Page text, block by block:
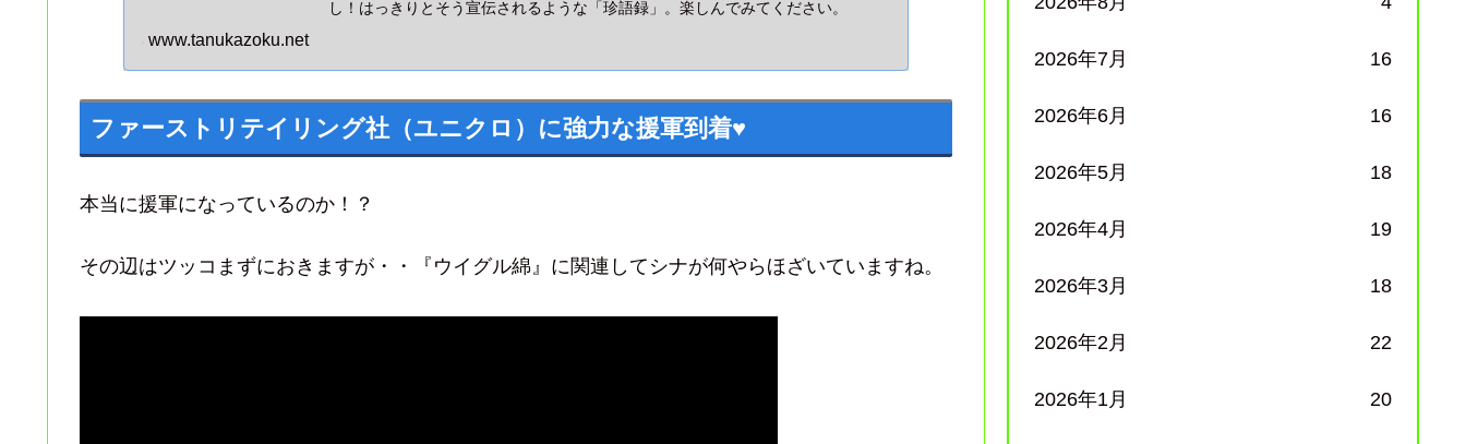
し！はっきりとそう宣伝されるような「珍語録」。楽しんでみてください。
www.tanukazoku.net
ファーストリテイリング社（ユニクロ）に強力な援軍到着♥
本当に援軍になっているのか！？
その辺はツッコまずにおきますが・・『ウイグル綿』に関連してシナが何やらほざいていますね。
2026年7月 16
2026年6月 16
2026年5月 18
2026年4月 19
2026年3月 18
2026年2月 22
2026年1月 20